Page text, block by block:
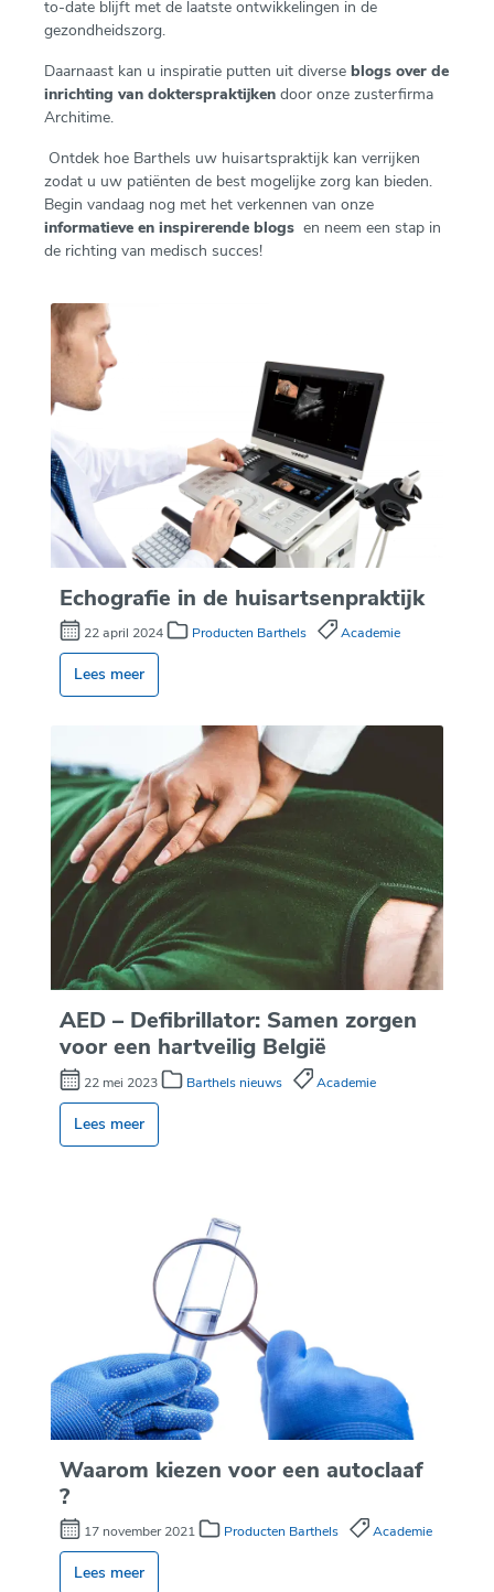
to-date blijft met de laatste ontwikkelingen in de
gezondheidszorg.
Daarnaast kan u inspiratie putten uit diverse blogs over de
inrichting van dokterspraktijken door onze zusterfirma
Architime.
Ontdek hoe Barthels uw huisartspraktijk kan verrijken
zodat u uw patiënten de best mogelijke zorg kan bieden.
Begin vandaag nog met het verkennen van onze
informatieve en inspirerende blogs en neem een stap in
de richting van medisch succes!
Echografie in de huisartsenpraktijk
22 april 2024 Producten Barthels Academie
Lees meer
AED – Defibrillator: Samen zorgen
voor een hartveilig België
22 mei 2023 Barthels nieuws Academie
Lees meer
Waarom kiezen voor een autoclaaf
?
17 november 2021 Producten Barthels Academie
Lees meer